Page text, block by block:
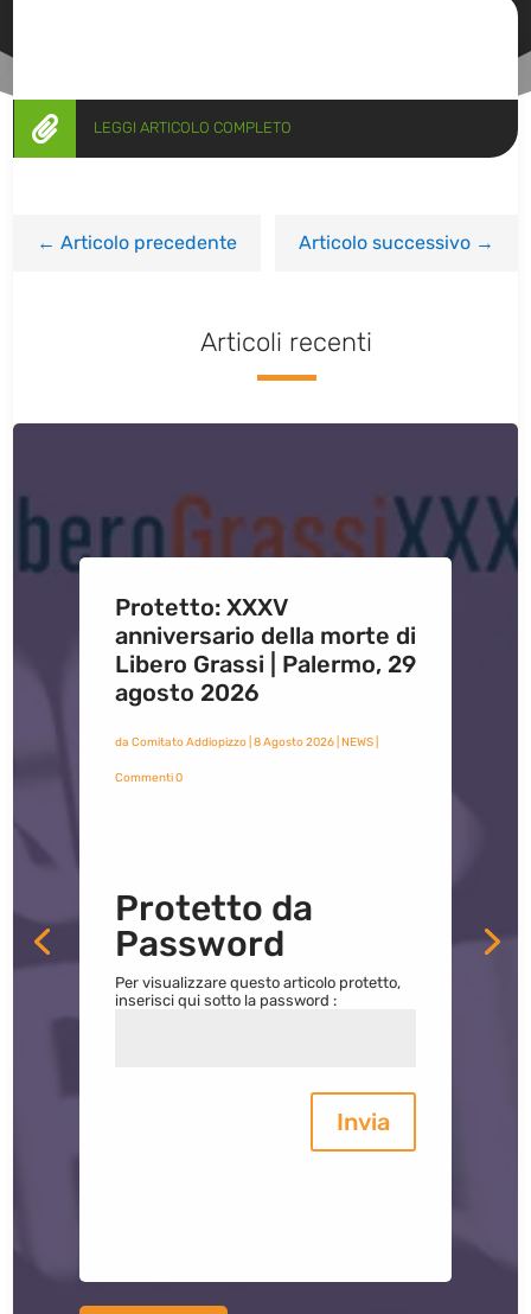
 LEGGI ARTICOLO COMPLETO
←Articolo precedente Articolo successivo→
Articoli recenti
Protetto: XXXV
anniversario della morte di
Libero Grassi | Palermo, 29
agosto 2026
da Comitato Addiopizzo| 8 Agosto 2026| NEWS|
Commenti 0
Protetto da
Password
Per visualizzare questo articolo protetto,
inserisci qui sotto la password :
Invia